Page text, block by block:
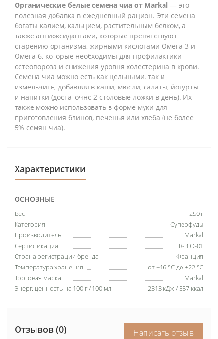
Органические белые семена чиа от Markal — это
полезная добавка в ежедневный рацион. Эти семена
богаты калием, кальцием, растительным белком, а
также антиоксидантами, которые препятствуют
старению организма, жирными кислотами Омега-3 и
Омега-6, которые необходимы для профилактики
остеопороза и снижения уровня холестерина в крови.
Семена чиа можно есть как цельными, так и
измельчить, добавляя в каши, мюсли, салаты, йогурты
и напитки (достаточно 2 столовые ложки в день). Их
также можно использовать в форме муки для
приготовления блинов, печенья или хлеба (не более
5% семян чиа).
Характеристики
ОСНОВНЫЕ
Вес
250 г
Категория
Суперфуды
Производитель
Markal
Сертификация
FR-BIO-01
Страна регистрации бренда
Франция
Температура хранения
от +16 °C до +22 °C
Торговая марка
Markal
Энерг. ценность на 100 г / 100 мл
2313 кДж / 557 ккал
Отзывов (0) Написать отзыв